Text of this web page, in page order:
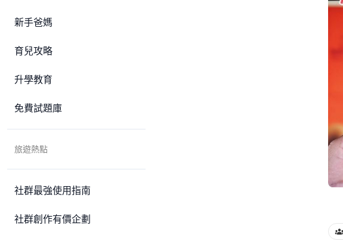
新手爸媽
育兒攻略
升學教育
免費試題庫
旅遊熱點
社群最強使用指南
社群創作有價企劃